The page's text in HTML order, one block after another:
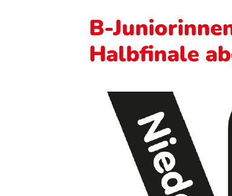
B-
Halbfinale